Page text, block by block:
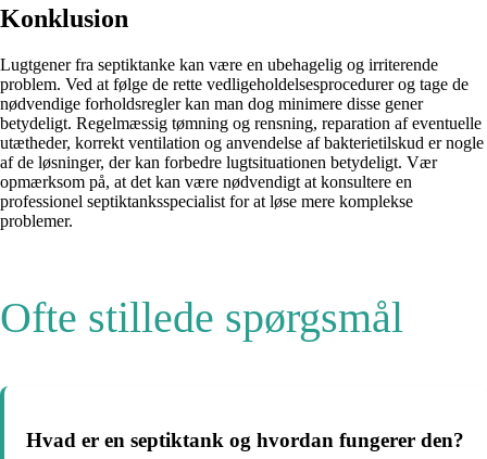
Konklusion
Lugtgener fra septiktanke kan være en ubehagelig og irriterende
problem. Ved at følge de rette vedligeholdelsesprocedurer og tage de
nødvendige forholdsregler kan man dog minimere disse gener
betydeligt. Regelmæssig tømning og rensning, reparation af eventuelle
utætheder, korrekt ventilation og anvendelse af bakterietilskud er nogle
af de løsninger, der kan forbedre lugtsituationen betydeligt. Vær
opmærksom på, at det kan være nødvendigt at konsultere en
professionel septiktanksspecialist for at løse mere komplekse
problemer.
Ofte stillede spørgsmål
Hvad er en septiktank og hvordan fungerer den?